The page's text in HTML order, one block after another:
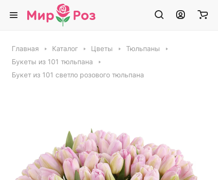
Главная Каталог Цветы
Тюльпаны
Букеты из 101 тюльпана
Букет из 101 светло розового тюльпана